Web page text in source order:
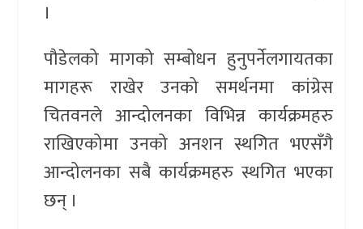
।
पौडेलको मागको सम्बोधन हुनुपर्नेलगायतका
मागहरू राखेर उनको समर्थनमा कांग्रेस
चितवनले आन्दोलनका विभिन्न कार्यक्रमहरु
राखिएकोमा उनको अनशन स्थगित भएसँगै
आन्दोलनका सबै कार्यक्रमहरु स्थगित भएका
छन् ।